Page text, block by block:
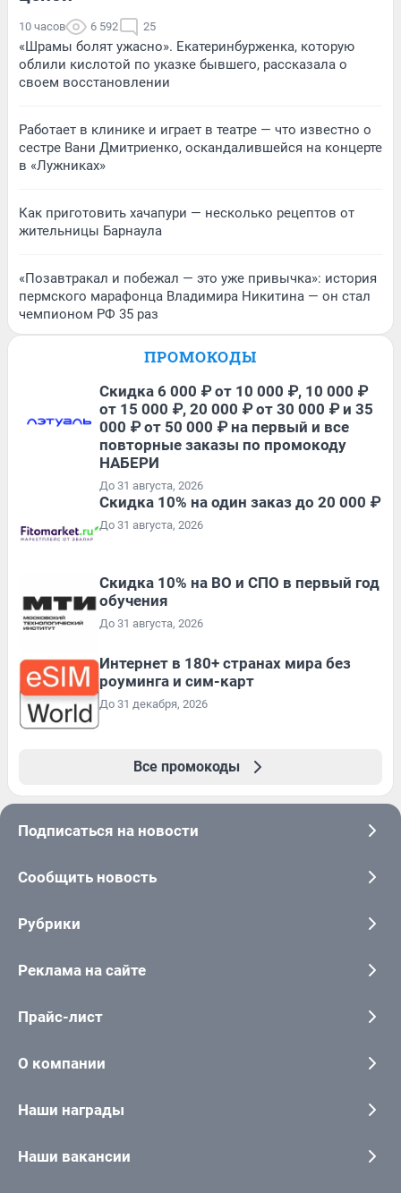
10 часов 6 592 25
«Шрамы болят ужасно». Екатеринбурженка, которую
облили кислотой по указке бывшего, рассказала о
своем восстановлении
Работает в клинике и играет в театре — что известно о
сестре Вани Дмитриенко, оскандалившейся на концерте
в «Лужниках»
Как приготовить хачапури — несколько рецептов от
жительницы Барнаула
«Позавтракал и побежал — это уже привычка»: история
пермского марафонца Владимира Никитина — он стал
чемпионом РФ 35 раз
ПРОМОКОДЫ
Скидка 6 000 ₽ от 10 000 ₽, 10 000 ₽
от 15 000 ₽, 20 000 ₽ от 30 000 ₽ и 35
000 ₽ от 50 000 ₽ на первый и все
повторные заказы по промокоду
НАБЕРИ
До 31 августа, 2026
Скидка 10% на один заказ до 20 000 ₽
До 31 августа, 2026
Скидка 10% на ВО и СПО в первый год
обучения
До 31 августа, 2026
Интернет в 180+ странах мира без
роуминга и сим-карт
До 31 декабря, 2026
Все промокоды
Подписаться на новости
Сообщить новость
Рубрики
Реклама на сайте
Прайс-лист
О компании
Наши награды
Наши вакансии